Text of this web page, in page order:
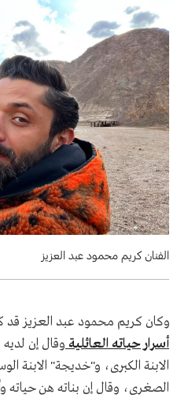
الفنان كريم محمود عبد العزيز
وكان كريم محمود عبد العزيز قد
أسرار حياته العائلية
الابنة الكبرى، و"خديجة" الابنة
الصغرى، وقال إن بناته هن حياته